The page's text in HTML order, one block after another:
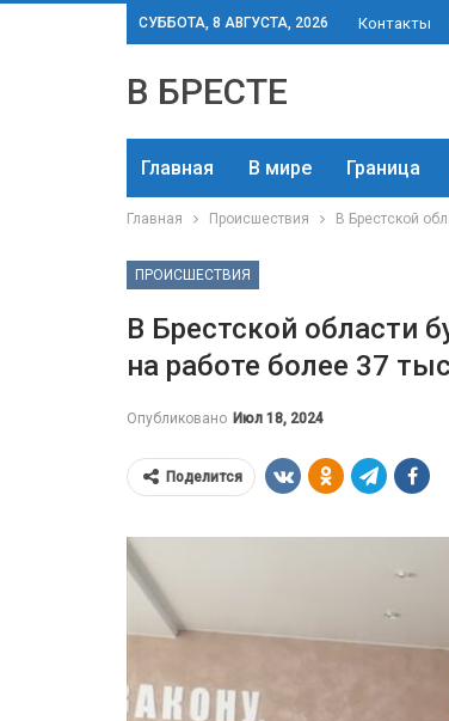
СУББОТА, 8 АВГУСТА, 2026 Контакты
В БРЕСТЕ
Главная В мире Граница
Главная Происшествия В Брестской
ПРОИСШЕСТВИЯ
В Брестской области
на работе более 37
Опубликовано Июл 18, 2024
Поделится